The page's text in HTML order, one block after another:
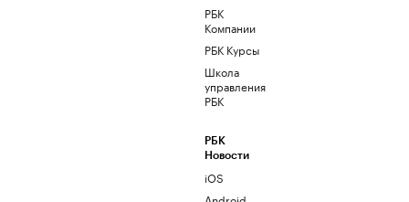
РБК
Компании
РБК Курсы
Школа
управления
РБК
РБК
Новости
iOS